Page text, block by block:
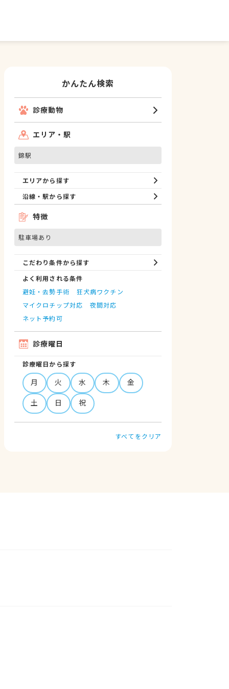
かんたん検索
診療動物
エリア・駅
錦駅
エリアから探す
沿線・駅から探す
特徴
駐車場あり
こだわり条件から探す
よく利用される条件
避妊・去勢手術
狂犬病ワクチン
マイクロチップ対応
夜間対応
ネット予約可
診療曜日
診療曜日から探す
月 火 水 木
金
土
日 祝
すべてをクリア